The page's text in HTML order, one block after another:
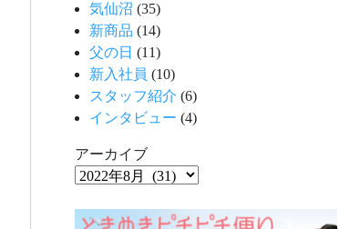
気仙沼 (35)
新商品 (14)
父の日 (11)
新入社員 (10)
スタッフ紹介 (6)
インタビュー (4)
アーカイブ